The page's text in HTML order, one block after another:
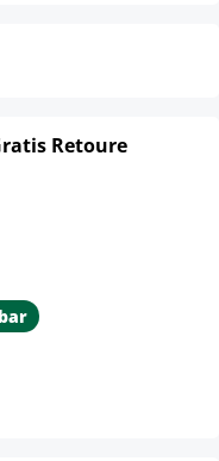
Retoure